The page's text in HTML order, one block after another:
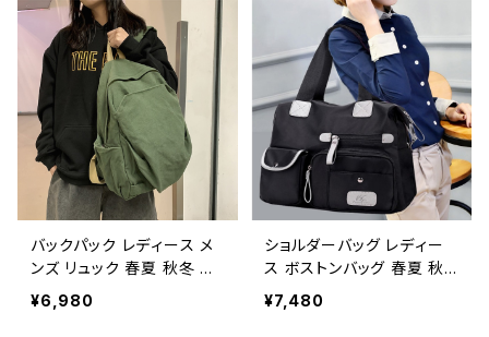
ズバッグ 大容量バッグ バッ
ク シンプル トートバック ボ
ストンバック ママバック ハ
ンドバッグ ボストン バック
ショルダー 肩掛け キャンプ
トラベル 旅行バック かばん
ママバッグ 大容量 遠征 旅
行 通学 通勤 大学生 女の
子 A4 B4 グレー ピンク ボ
ルドー ブラック カレッジコ
ーデ カジュアル デイリー
デート お出かけ K-B0162
トンバック ママバック ハン
ドバッグ 大容量バッグ ボス
トン バック トラベル 旅行バ
ック かばん ママバッグ 大
容量 大きめ 旅行 通学 通
勤 大学生 女の子 A4 B4
カーキ ブラック カレッジコ
ーデ カジュアル デイリー
デート お出かけ K-B0144
バックパック レディース メ
ンズ リュック 春夏 秋冬 春
夏 秋 冬 黒 バッグ リュック
サック 無地 シンプル たっぷ
¥6,980
ショルダーバッグ レディー
ス ボストンバッグ 春夏 秋
冬 春 夏 秋 冬 黒 ナイロン
大きめ かばん トートバッグ
¥7,480